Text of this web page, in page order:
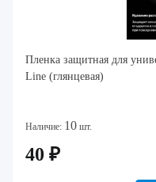
Пленка защитная для
Line (глянцевая)
Наличие: 10 шт.
40 ₽